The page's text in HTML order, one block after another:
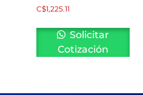
C$1,225.11
Solicitar
Cotización